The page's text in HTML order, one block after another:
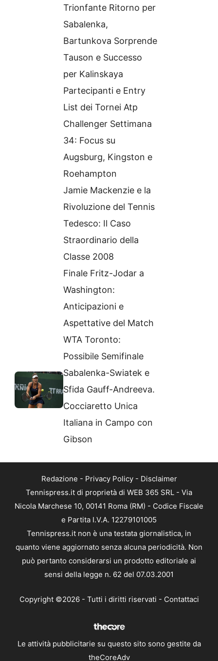
Trionfante Ritorno per
Sabalenka,
Bartunkova Sorprende
Tauson e Successo
per Kalinskaya
Partecipanti e Entry
List dei Tornei Atp
Challenger Settimana
34: Focus su
Augsburg, Kingston e
Roehampton
Jamie Mackenzie e la
Rivoluzione del Tennis
Tedesco: Il Caso
Straordinario della
Classe 2008
Finale Fritz-Jodar a
Washington:
Anticipazioni e
Aspettative del Match
WTA Toronto:
Possibile Semifinale
Sabalenka-Swiatek e
Sfida Gauff-Andreeva.
Cocciaretto Unica
Italiana in Campo con
Gibson
Redazione - Privacy Policy- Disclaimer
Tennispress.it di proprietà di WEB 365 SRL - Via
Nicola Marchese 10, 00141 Roma (RM) - Codice Fiscale
e Partita I.V.A. 12279101005
Tennispress.it non è una testata giornalistica, in
quanto viene aggiornato senza alcuna periodicità. Non
può pertanto considerarsi un prodotto editoriale ai
sensi della legge n. 62 del 07.03.2001
Copyright ©2026 - Tutti i diritti riservati - Contattaci
Le attività pubblicitarie su questo sito sono gestite da
theCoreAdv